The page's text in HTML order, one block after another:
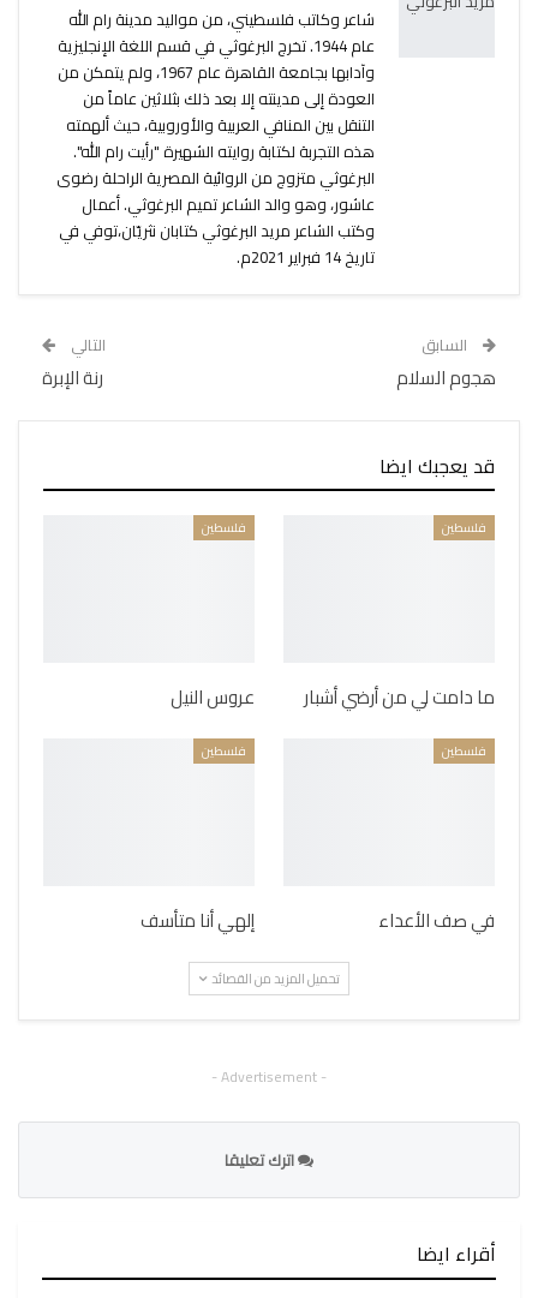
شاعر وكاتب فلسطيني، من مواليد مدينة رام الله
عام 1944. تخرج البرغوثي في قسم اللغة الإنجليزية
وآدابها بجامعة القاهرة عام 1967، ولم يتمكن من
العودة إلى مدينته إلا بعد ذلك بثلاثين عاماً من
التنقل بين المنافي العربية والأوروبية، حيث ألهمته
هذه التجربة لكتابة روايته الشهيرة "رأيت رام الله".
البرغوثي متزوج من الروائية المصرية الراحلة رضوى
عاشور، وهو والد الشاعر تميم البرغوثي. أعمال
وكتب الشاعر مريد البرغوثي كتابان نثريّان،توفي في
تاريخ 14 فبراير 2021م.
السابق
هجوم السلام
التالي
رنة الإبرة
قد يعجبك ايضا
فلسطين
ما دامت لي من أرضي أشبار
فلسطين
عروس النيل
فلسطين
في صف الأعداء
فلسطين
إلهي أنا متأسف
تحميل المزيد من القصائد
- Advertisement -
اترك تعليقا
أقراء ايضا